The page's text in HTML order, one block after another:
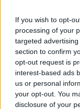
If you wish to opt-
processing of your
targeted
section to confirm
opt-out request is
interest-based ads
us or personal
your opt-out. You
disclosure of your
forrás:hivatalos
Kövess minket
is!
Töltsd le a
és iOS-re!